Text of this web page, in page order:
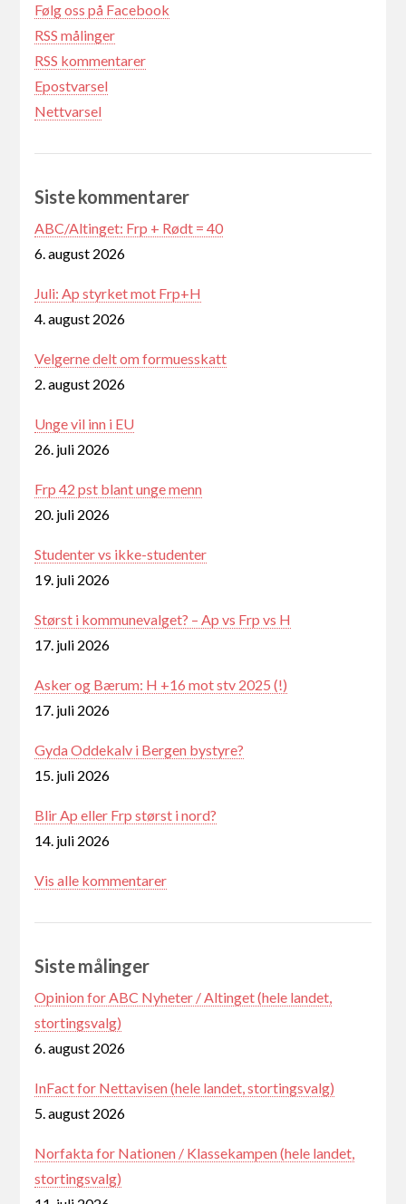
Følg oss på Facebook
RSS målinger
RSS kommentarer
Epostvarsel
Nettvarsel
Siste kommentarer
ABC/Altinget: Frp + Rødt = 40
6. august 2026
Juli: Ap styrket mot Frp+H
4. august 2026
Velgerne delt om formuesskatt
2. august 2026
Unge vil inn i EU
26. juli 2026
Frp 42 pst blant unge menn
20. juli 2026
Studenter vs ikke-studenter
19. juli 2026
Størst i kommunevalget? – Ap vs Frp vs H
17. juli 2026
Asker og Bærum: H +16 mot stv 2025 (!)
17. juli 2026
Gyda Oddekalv i Bergen bystyre?
15. juli 2026
Blir Ap eller Frp størst i nord?
14. juli 2026
Vis alle kommentarer
Siste målinger
Opinion for ABC Nyheter / Altinget (hele landet,
stortingsvalg)
6. august 2026
InFact for Nettavisen (hele landet, stortingsvalg)
5. august 2026
Norfakta for Nationen / Klassekampen (hele landet,
stortingsvalg)